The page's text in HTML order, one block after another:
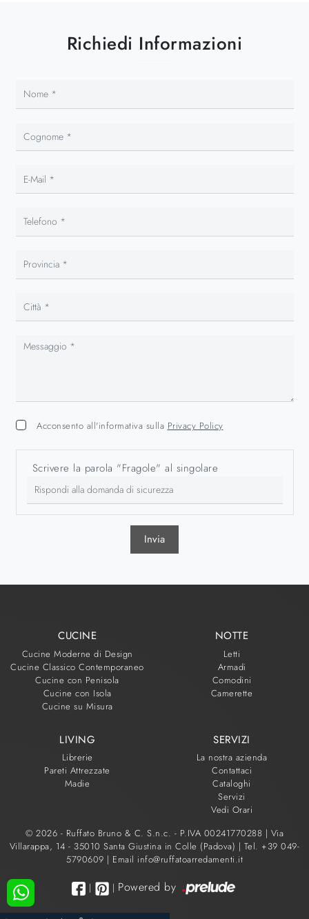
Richiedi Informazioni
Acconsento all'informativa sulla Privacy Policy
Scrivere la parola "Fragole" al singolare
Invia
CUCINE
Cucine Moderne di Design
Cucine Classico Contemporaneo
Cucine con Penisola
Cucine con Isola
Cucine su Misura
NOTTE
Letti
Armadi
Comodini
Camerette
LIVING
Librerie
Pareti Attrezzate
Madie
SERVIZI
La nostra azienda
Contattaci
Cataloghi
Servizi
Vedi Orari
© 2026 - Ruffato Bruno & C. S.n.c. - P.IVA 00241770288 | Via
Villarappa, 14 - 35010 Santa Giustina in Colle (Padova) | Tel. +39 049-
5790609 | Email info@ruffatoarredamenti.it
| | Powered by